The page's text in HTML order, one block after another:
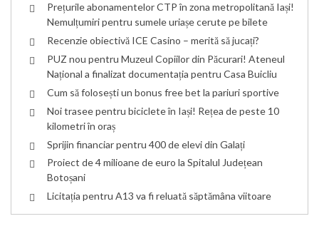
Prețurile abonamentelor CTP în zona metropolitană Iași!
Nemulțumiri pentru sumele uriașe cerute pe bilete
Recenzie obiectivă ICE Casino – merită să jucați?
PUZ nou pentru Muzeul Copiilor din Păcurari! Ateneul
Național a finalizat documentația pentru Casa Buicliu
Cum să folosești un bonus free bet la pariuri sportive
Noi trasee pentru biciclete în Iași! Rețea de peste 10
kilometri în oraș
Sprijin financiar pentru 400 de elevi din Galați
Proiect de 4 milioane de euro la Spitalul Județean
Botoșani
Licitația pentru A13 va fi reluată săptămâna viitoare